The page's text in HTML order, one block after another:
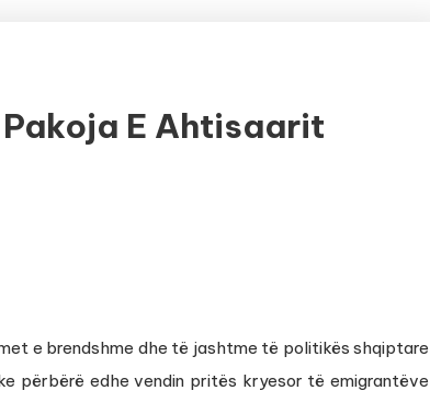
E Ahtisaarit
e brendshme dhe të jashtme të politikës shqiptare
përbërë edhe vendin pritës kryesor të emigrantëve